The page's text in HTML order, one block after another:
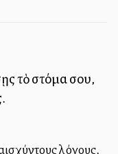
τὸ στόμα σου,
λόγους,